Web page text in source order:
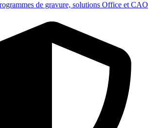
de gravure, solutions Office et CAO